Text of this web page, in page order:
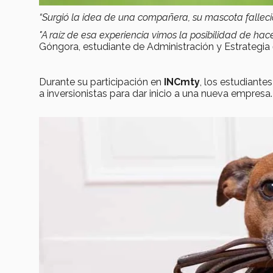
“Surgió la idea de una compañera, su mascota
"A raíz de esa experiencia vimos la posibilidad de
Góngora, estudiante de Administración y Estrategia
Durante su participación en INCmty , los
a inversionistas para dar inicio a una nueva empresa.